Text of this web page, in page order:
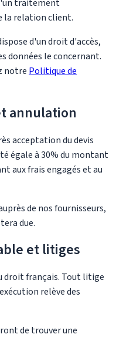
traitement
la relation client.
d'un droit d'accès,
données le concernant.
notre Politique de
annulation
acceptation du devis
égale à 30% du montant
aux frais engagés et au
de nos fournisseurs,
due.
et litiges
droit français. Tout litige
relève des
de trouver une